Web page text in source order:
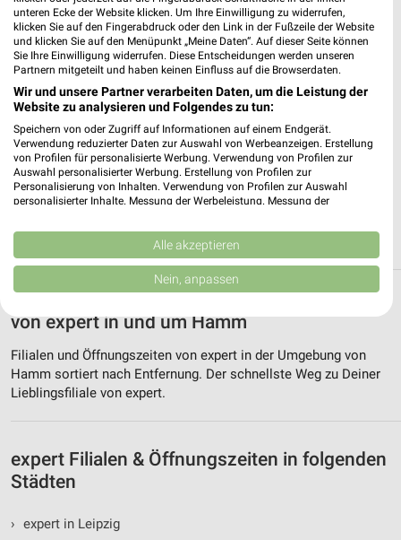
expert Gronau
Huyssenstraße 3
48599 Gronau
Heute 09:30 - 18:30 Uhr | Geschlossen
433,07 km
Alle Filialen, Adressen und Öffnungszeiten
von expert in und um Hamm
Filialen und Öffnungszeiten von expert in der Umgebung von
Hamm sortiert nach Entfernung. Der schnellste Weg zu Deiner
Lieblingsfiliale von expert.
expert Filialen & Öffnungszeiten in folgenden
Städten
› expert in Leipzig
unteren Ecke der Website klicken. Um Ihre Einwilligung zu widerrufen,
klicken Sie auf den Fingerabdruck oder den Link in der Fußzeile der Website
und klicken Sie auf den Menüpunkt „Meine Daten“. Auf dieser Seite können
Sie Ihre Einwilligung widerrufen. Diese Entscheidungen werden unseren
Partnern mitgeteilt und haben keinen Einfluss auf die Browserdaten.
Wir und unsere Partner verarbeiten Daten, um die Leistung der
Website zu analysieren und Folgendes zu tun:
Speichern von oder Zugriff auf Informationen auf einem Endgerät.
Verwendung reduzierter Daten zur Auswahl von Werbeanzeigen. Erstellung
von Profilen für personalisierte Werbung. Verwendung von Profilen zur
Auswahl personalisierter Werbung. Erstellung von Profilen zur
Personalisierung von Inhalten. Verwendung von Profilen zur Auswahl
personalisierter Inhalte. Messung der Werbeleistung. Messung der
Kombinationen von Daten aus verschiedenen Quellen. Entwicklung und
Verbesserung der Angebote. Verwendung reduzierter Daten zur Auswahl
von Inhalten.
Daten können außerhalb der Europäischen Union weitergegeben und in die
USA gesendet werden.
Website/App.
Wir nutzen Ihre Daten für folgende Zwecke:
IAB-Verarbeitungszwecke:
Verwendung reduzierter Daten zur Auswahl von
Werbeanzeigen
Erstellung von Profilen für personalisierte
Alle akzeptieren
Nein, anpassen